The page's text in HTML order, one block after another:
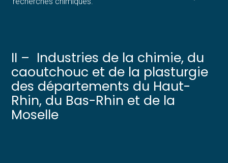
II – Industries de la chimie, du
caoutchouc et de la plasturgie
des départements du Haut-
Rhin, du Bas-Rhin et de la
Moselle